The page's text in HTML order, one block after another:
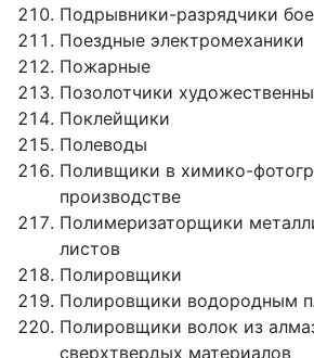
Подрывники-разрядчики
Поездные электромеханики
Пожарные
Позолотчики
Поклейщики
Полеводы
Поливщики в химико-
производстве
Полимеризаторщики
листов
Полировщики
Полировщики водородным
Полировщики волок из
сверхтвердых материалов